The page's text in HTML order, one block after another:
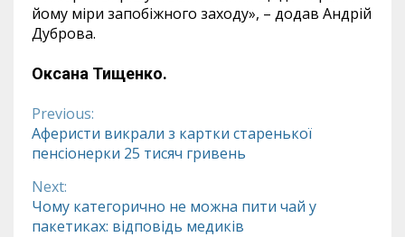
йому міри запобіжного заходу», – додав Андрій
Дуброва.
Оксана Тищенко.
Continue
Reading
Previous:
Аферисти викрали з картки старенької
пенсіонерки 25 тисяч гривень
Next:
Чому категорично не можна пити чай у
пакетиках: відповідь медиків